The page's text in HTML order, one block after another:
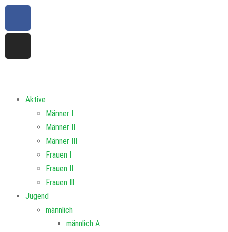
Aktive
Männer I
Männer II
Männer III
Frauen I
Frauen II
Frauen Ill
Jugend
männlich
männlich A